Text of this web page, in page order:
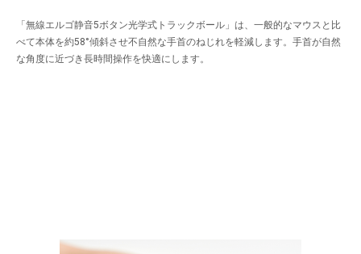
「無線エルゴ静音5ボタン光学式トラックボール」は、一般的なマウスと比
べて本体を約58°傾斜させ不自然な手首のねじれを軽減します。手首が自然
な角度に近づき長時間操作を快適にします。